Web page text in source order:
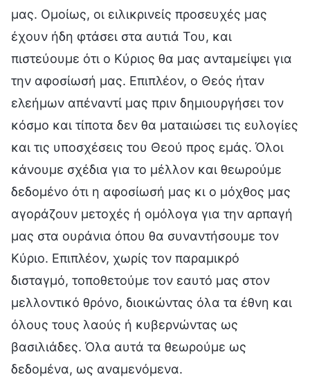
μας. Ομοίως, οι ειλικρινείς προσευχές μας
έχουν ήδη φτάσει στα αυτιά Του, και
πιστεύουμε ότι ο Κύριος θα μας ανταμείψει για
την αφοσίωσή μας. Επιπλέον, ο Θεός ήταν
ελεήμων απέναντί μας πριν δημιουργήσει τον
κόσμο και τίποτα δεν θα ματαιώσει τις ευλογίες
και τις υποσχέσεις του Θεού προς εμάς. Όλοι
κάνουμε σχέδια για το μέλλον και θεωρούμε
δεδομένο ότι η αφοσίωσή μας κι ο μόχθος μας
αγοράζουν μετοχές ή ομόλογα για την αρπαγή
μας στα ουράνια όπου θα συναντήσουμε τον
Κύριο. Επιπλέον, χωρίς τον παραμικρό
δισταγμό, τοποθετούμε τον εαυτό μας στον
μελλοντικό θρόνο, διοικώντας όλα τα έθνη και
όλους τους λαούς ή κυβερνώντας ως
βασιλιάδες. Όλα αυτά τα θεωρούμε ως
δεδομένα, ως αναμενόμενα.